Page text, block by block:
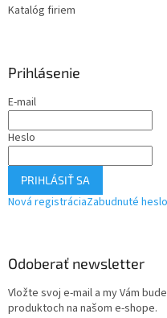
Katalóg firiem
Prihlásenie
E-mail
Heslo
PRIHLÁSIŤ SA
Nová registráciaZabudnuté heslo
Odoberať newsletter
Vložte svoj e-mail a my Vám
produktoch na našom e-shope.